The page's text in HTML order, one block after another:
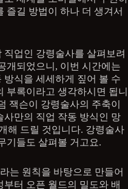
즐길 방법이 하나 더 생겨서
업인 강령술사를 살펴보려
개되었으니, 이번 시간에는
식을 세세하게 짚어 볼 수
부록이라고 생각하시면 됩니
잭슨이 강령술사의 주축이
사만의 직업 작동 방식인 망
해 드릴 것입니다. 강령술사
기들도 살펴볼 거고요.
는 원칙을 바탕으로 만들어
터 오픈 월드의 밀도와 배